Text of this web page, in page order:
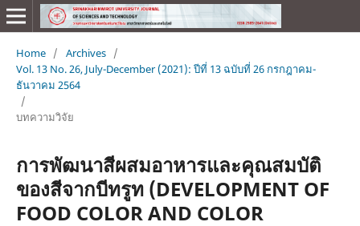
Home / Archives /
Vol. 13 No. 26, July-December (2021): ปีที่ 13 ฉบับที่ 26 กรกฎาคม-
ธันวาคม 2564
/
บทความวิจัย
การพัฒนาสีผสมอาหารและคุณสมบัติ
ของสีจากบีทรูท (DEVELOPMENT OF
FOOD COLOR AND COLOR